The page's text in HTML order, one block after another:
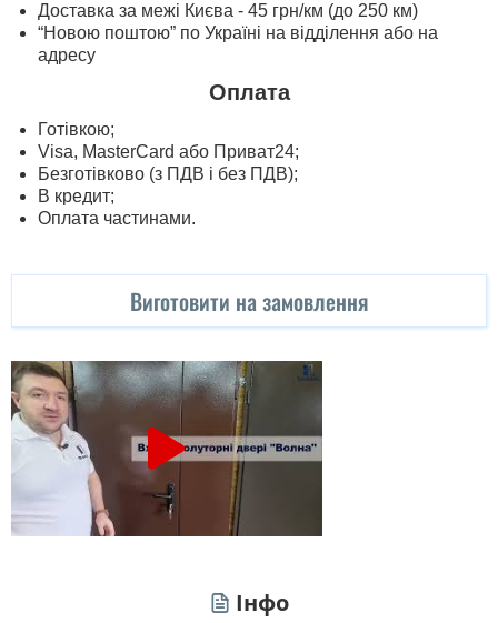
Доставка за межі Києва - 45 грн/км (до 250 км)
“Новою поштою” по Україні на відділення або на
адресу
Оплата
Готівкою;
Visa, MasterСard або Приват24;
Безготівково (з ПДВ і без ПДВ);
В кредит;
Оплата частинами.
Виготовити на замовлення
Інфо